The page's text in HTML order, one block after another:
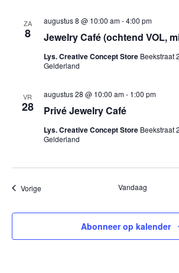
ZA
8 Jewelry Café (ochtend VOL,
augustus 8 @ 10:00 am-4:00 pm
Lys. Creative Concept Store Beekstraat
Gelderland
VR
28 Privé Jewelry Café
augustus 28 @ 10:00 am- 1:00 pm
Lys. Creative Concept Store Beekstraat
Gelderland
VorigeEvenementen Vandaag
Abonneer op kalender